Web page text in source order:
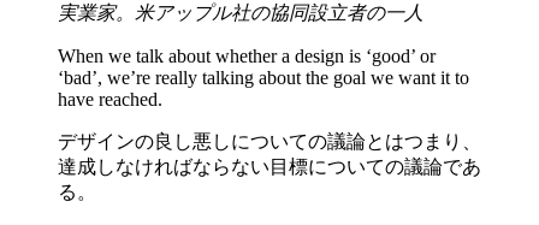
実業家。米アップル社の協同設立者の一人
When we talk about whether a design is ‘good’ or
‘bad’, we’re really talking about the goal we want it to
have reached.
デザインの良し悪しについての議論とはつまり、
達成しなければならない目標についての議論であ
る。